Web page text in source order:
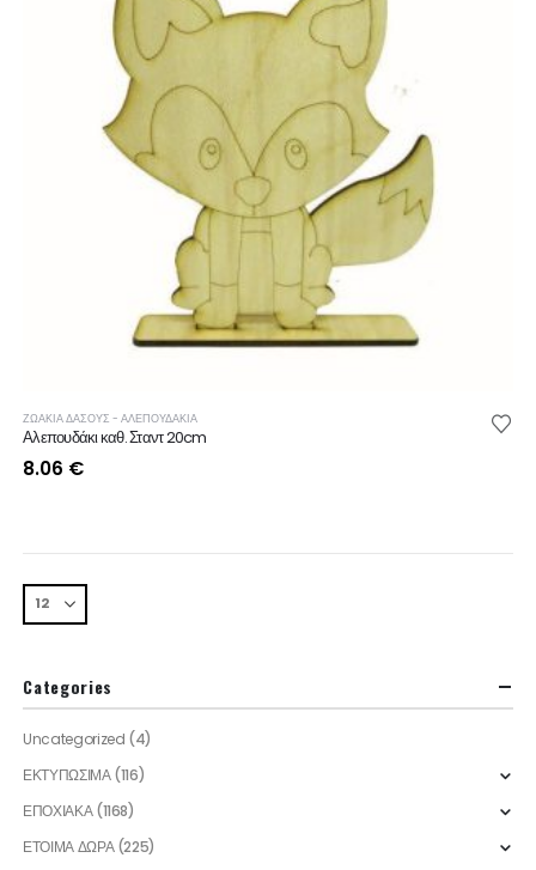
ΖΩΑΚΙΑ ΔΑΣΟΥΣ - ΑΛΕΠΟΥΔΑΚΙΑ
Αλεπουδάκι καθ. Σταντ 20cm
8.06 €
Categories
Uncategorized (4)
ΕΚΤΥΠΩΣΙΜΑ (116)
ΕΠΟΧΙΑΚΑ (1168)
ΕΤΟΙΜΑ ΔΩΡΑ (225)